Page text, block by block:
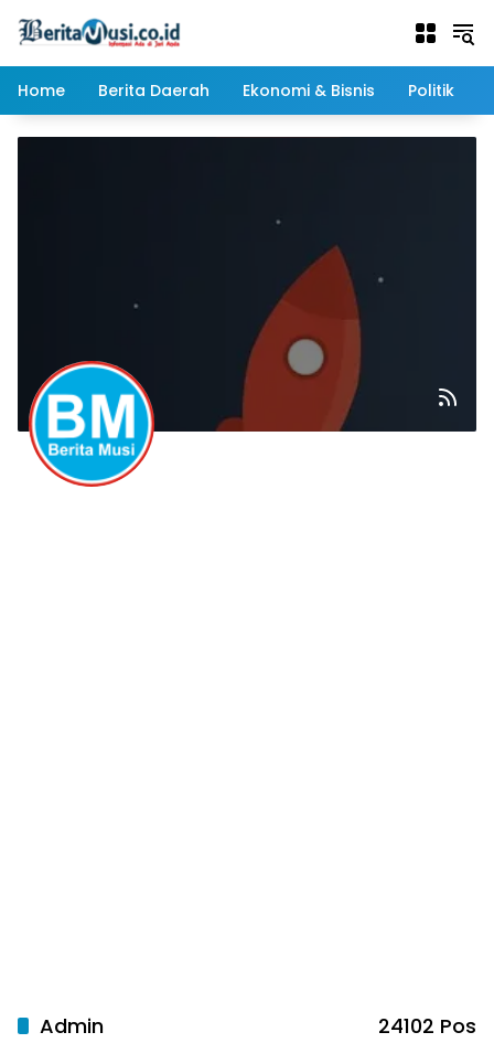
Home
Berita Daerah Ekonomi & Bisnis Politik
Admin 24102 Pos